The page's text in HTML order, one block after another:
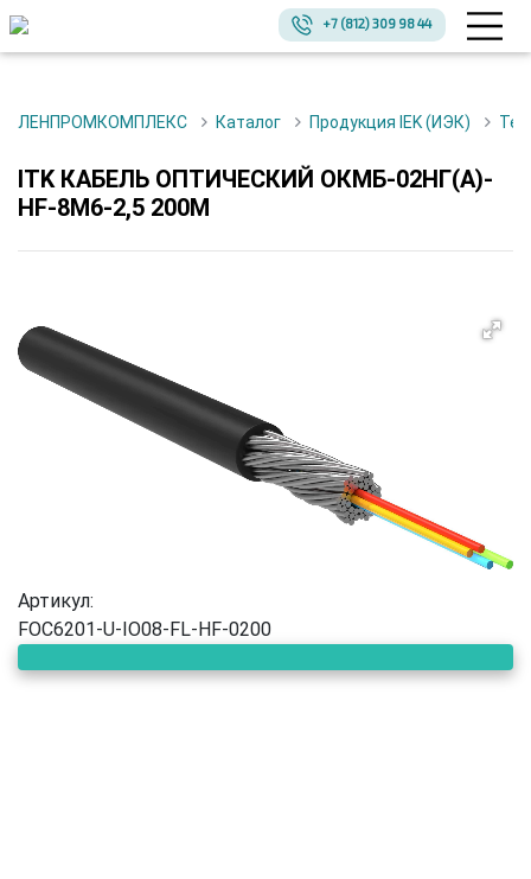
+7 (812) 309 98 44
ЛЕНПРОМКОМПЛЕКС Каталог Продукция IEK (ИЭК)
ITK КАБЕЛЬ ОПТИЧЕСКИЙ ОКМБ-02НГ(А)-
HF-8М6-2,5 200М
Артикул:
FOC6201-U-IO08-FL-HF-0200